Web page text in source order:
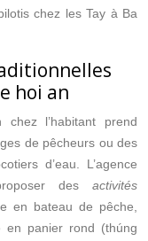
chez les Tay à Ba
hoi an
l’habitant prend
de pêcheurs ou des
d’eau. L’agence
des activités
en bateau de pêche,
en panier rond (thúng